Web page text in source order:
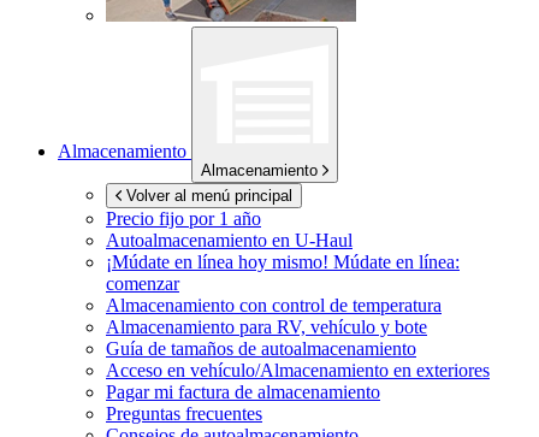
Almacenamiento
Almacenamiento
Volver al menú principal
Precio fijo por 1 año
Autoalmacenamiento en U-Haul
¡Múdate en línea hoy mismo! Múdate en línea:
comenzar
Almacenamiento con control de temperatura
Almacenamiento para RV, vehículo y bote
Guía de tamaños de autoalmacenamiento
Acceso en vehículo/Almacenamiento en exteriores
Pagar mi factura de almacenamiento
Preguntas frecuentes